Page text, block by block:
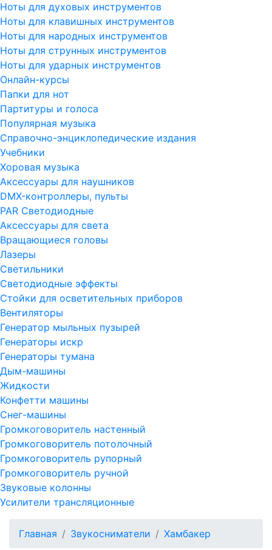
Ноты для духовых инструментов
Ноты для клавишных инструментов
Ноты для народных инструментов
Ноты для струнных инструментов
Ноты для ударных инструментов
Онлайн-курсы
Папки для нот
Партитуры и голоса
Популярная музыка
Справочно-энциклопедические издания
Учебники
Хоровая музыка
Аксессуары для наушников
DMX-контроллеры, пульты
PAR Светодиодные
Аксессуары для света
Вращающиеся головы
Лазеры
Светильники
Светодиодные эффекты
Стойки для осветительных приборов
Вентиляторы
Генератор мыльных пузырей
Генераторы искр
Генераторы тумана
Дым-машины
Жидкости
Конфетти машины
Снег-машины
Громкоговоритель настенный
Громкоговоритель потолочный
Громкоговоритель рупорный
Громкоговоритель ручной
Звуковые колонны
Усилители трансляционные
Главная Звукосниматели Хамбакер